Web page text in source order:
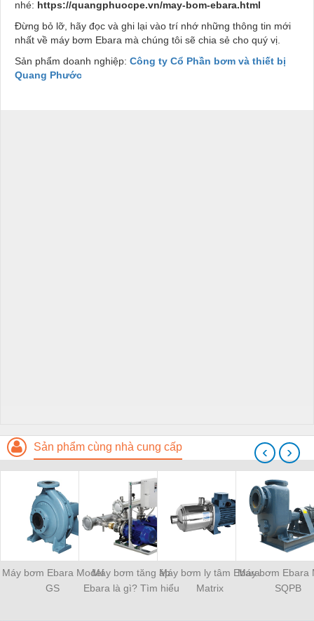
nhé: https://quangphuocpe.vn/may-bom-ebara.html
Đừng bỏ lỡ, hãy đọc và ghi lại vào trí nhớ những thông tin mới
nhất về máy bơm Ebara mà chúng tôi sẽ chia sẻ cho quý vị.
Sản phẩm doanh nghiệp: Công ty Cổ Phần bơm và thiết bị
Quang Phước
Sản phẩm cùng nhà cung cấp
Máy bơm Ebara Model
GS
Máy bơm tăng áp
Ebara là gì? Tìm hiểu
Máy bơm ly tâm Ebara
Matrix
Máy bơm Ebara
SQPB
‹ ›